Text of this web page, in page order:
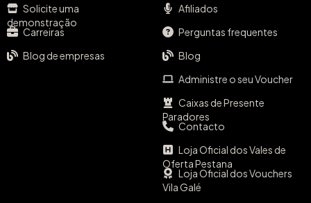
Solicite uma
demonstração
Carreiras
Blog de empresas
Afiliados
Perguntas frequentes
Blog
Administre o seu Voucher
Caixas de Presente
Paradores
Contacto
Loja Oficial dos Vales de
Oferta Pestana
Loja Oficial dos Vouchers
Vila Galé